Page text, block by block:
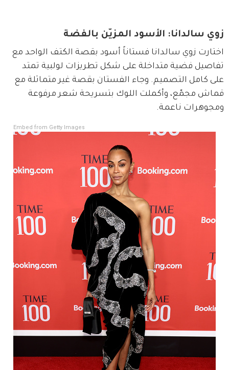
زوي سالدانا: الأسود المزيّن بالفضة
اختارت زوي سالدانا فستاناً أسود بقصة الكتف الواحد مع
تفاصيل فضية متداخلة على شكل تطريزات لولبية تمتد
على كامل التصميم. وجاء الفستان بقصة غير متماثلة مع
قماش مجمّع، وأكملت اللوك بتسريحة شعر مرفوعة
ومجوهرات ناعمة.
Embed from Getty Images